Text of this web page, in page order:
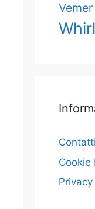
Vemer
Contatti
Cookie
Privacy